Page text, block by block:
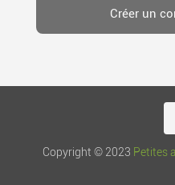
Créer un
Copyright © 2023 Petites